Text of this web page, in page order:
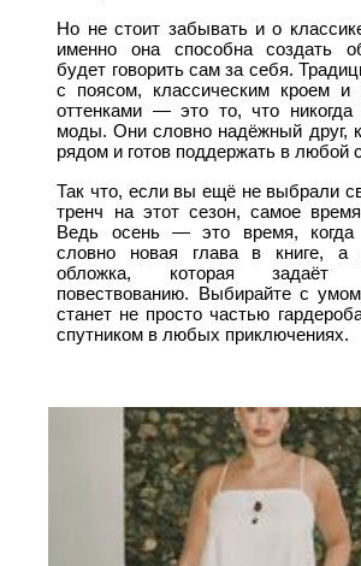
Но не стоит забывать и о
именно она способна создать
будет говорить сам за себя.
с поясом, классическим кроем и
оттенками — это то, что
моды. Они словно надёжный друг,
рядом и готов поддержать в любой
Так что, если вы ещё не выбрали
тренч на этот сезон, самое
Ведь осень — это время,
словно новая глава в книге,
обложка, которая
повествованию. Выбирайте с
станет не просто частью
спутником в любых приключениях.